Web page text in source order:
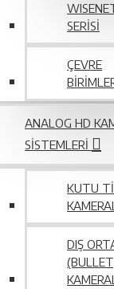
SERİSİ
ÇEVRE
ANALOG HD
SISTEMLERI
KUTU
DIŞ